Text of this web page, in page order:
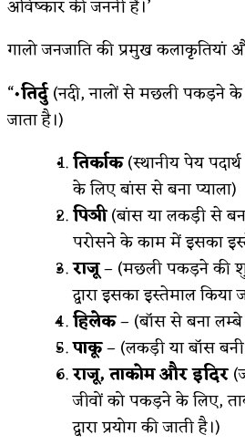
अविष्कार की जननी है।’
गालो जनजाति की प्रमुख कलाकृतियां
“•तिर्दु(नदी, नालों से मछली पकड़ने के
जाता है।)
तिर्काक(स्थानीय पेय पदार्थ
के लिए बांस से बना प्याला)
पिञी(बांस या लकड़ी से
परोसने के काम में इसका
राजू– (मछली पकड़ने की
द्वारा इसका इस्तेमाल किया
हिलेक– (बॉस से बना
पाकू– (लकड़ी या बॉस
राजू, ताकोम और इदिर
जीवों को पकड़ने के लिए,
द्वारा प्रयोग की जाती है।)